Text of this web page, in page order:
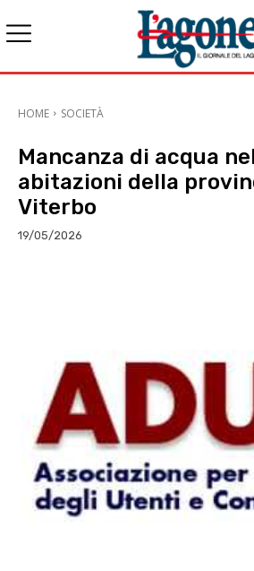
HOME SOCIETÀ
Mancanza di acqua
abitazioni della
Viterbo
19/05/2026